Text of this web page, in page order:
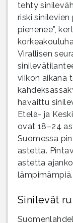
tehty
riski
pienenee”,
Virallisen
viikon aikana
havaittu
Etelä- ja
ovat 18–24
Suomessa
astetta.
astetta
lämpimämpiä.
Sinilevät